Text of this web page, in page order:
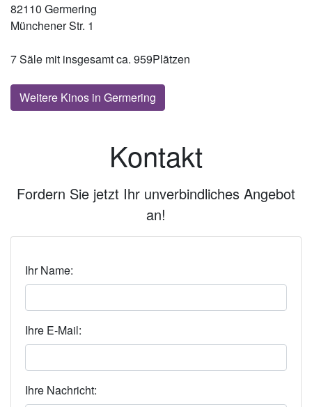
82110 Germering
Münchener Str. 1
7 Säle mit insgesamt ca. 959Plätzen
Weitere Kinos in Germering
Kontakt
Fordern Sie jetzt Ihr unverbindliches Angebot
an!
Ihr Name:
Ihre E-Mail:
Ihre Nachricht: